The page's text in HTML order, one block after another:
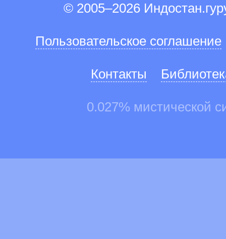
© 2005–2026
Пользовательское соглашение
Контакты
0.027% мистической